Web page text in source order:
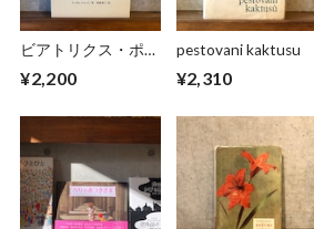
ビアトリクス・ポタ
¥2,200
pestovani kaktusu
¥2,310